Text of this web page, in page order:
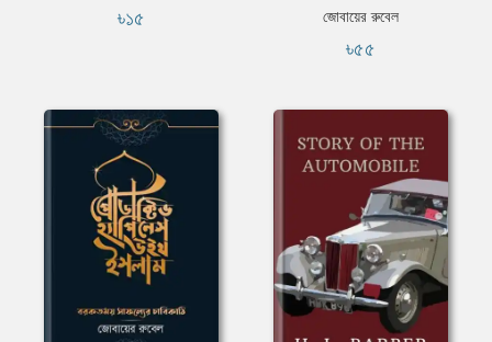
৳১৫ জোবায়ের রুবেল
৳৫৫